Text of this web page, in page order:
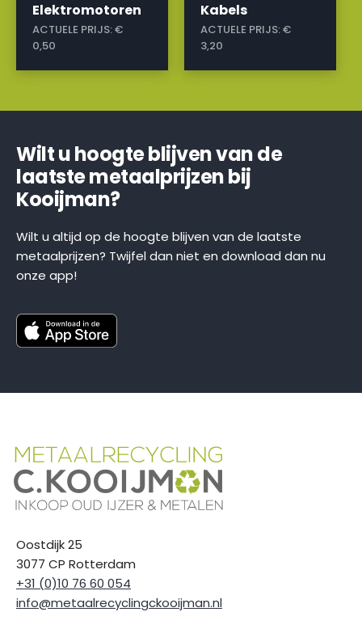
Elektromotoren
ACTUELE PRIJS:€
0,50
Kabels
ACTUELE PRIJS:€
3,20
Wilt u hoogte blijven van de
laatste metaalprijzen bij
Kooijman?
Wilt u altijd op de hoogte blijven van de laatste
metaalprijzen? Twijfel dan niet en download dan nu
onze app!
Oostdijk 25
3077 CP Rotterdam
+31 (0)10 76 60 054
info@metaalrecyclingckooijman.nl